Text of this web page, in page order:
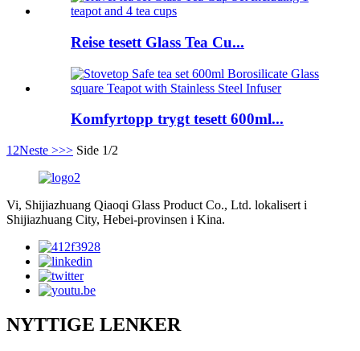
Reise tesett Glass Tea Cu...
Komfyrtopp trygt tesett 600ml...
1 2Neste >>> Side 1/2
Vi, Shijiazhuang Qiaoqi Glass Product Co., Ltd. lokalisert i
Shijiazhuang City, Hebei-provinsen i Kina.
NYTTIGE LENKER